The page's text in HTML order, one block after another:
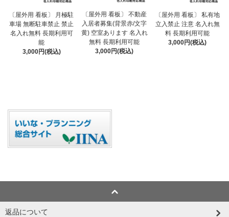
〔屋外用 看板〕 月極駐
車場 無断駐車禁止 禁止
名入れ無料 長期利用可
能
3,000円(税込)
〔屋外用 看板〕 不動産
入居者募集(背景赤/文字
黄) 空室あります 名入れ
無料 長期利用可能
3,000円(税込)
〔屋外用 看板〕 私有地
立入禁止 注意 名入れ無
料 長期利用可能
3,000円(税込)
返品について